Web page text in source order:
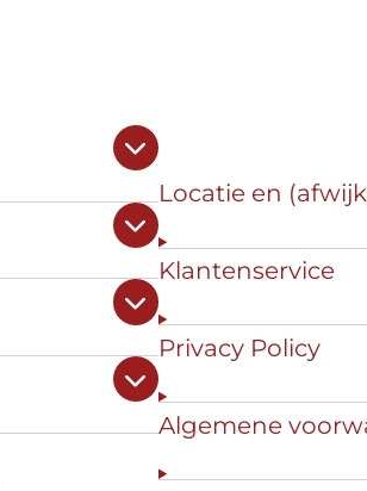
Locatie en
Klantenservice
Privacy Policy
Algemene